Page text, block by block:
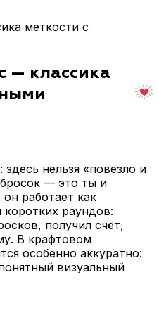
меткости с
— классика
нельзя «повезло и
— это ты и
работает как
коротких раундов:
получил счёт,
В крафтовом
особенно аккуратно:
визуальный